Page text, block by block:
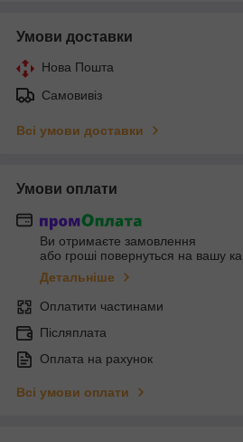
Умови доставки
Нова Пошта
Самовивіз
Всі умови доставки
Умови оплати
Ви отримаєте замовлення
або гроші повернуться на вашу
Детальніше
Оплатити частинами
Післяплата
Оплата на рахунок
Всі умови оплати